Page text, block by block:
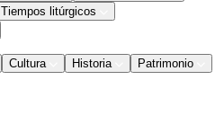
Tiempos litúrgicos
Cultura Historia
Patrimonio